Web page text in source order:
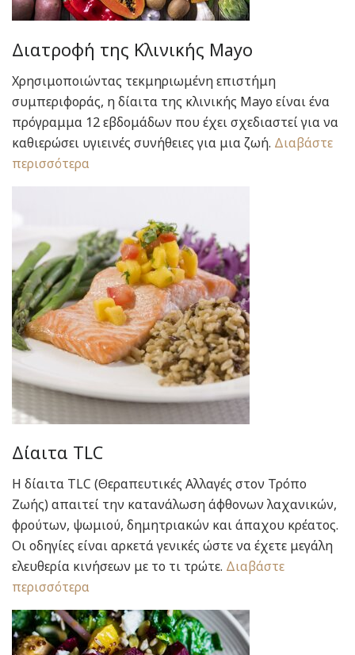
Διατροφή της Κλινικής Mayo
Χρησιμοποιώντας τεκμηριωμένη επιστήμη
συμπεριφοράς, η δίαιτα της κλινικής Mayo είναι ένα
πρόγραμμα 12 εβδομάδων που έχει σχεδιαστεί για να
καθιερώσει υγιεινές συνήθειες για μια ζωή. Διαβάστε
περισσότερα
Δίαιτα TLC
Η δίαιτα TLC (Θεραπευτικές Αλλαγές στον Τρόπο
Ζωής) απαιτεί την κατανάλωση άφθονων λαχανικών,
φρούτων, ψωμιού, δημητριακών και άπαχου κρέατος.
Οι οδηγίες είναι αρκετά γενικές ώστε να έχετε μεγάλη
ελευθερία κινήσεων με το τι τρώτε. Διαβάστε
περισσότερα